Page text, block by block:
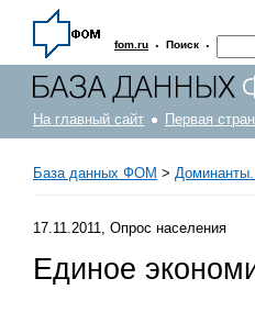
fom.ru · Поиск ·
На главный сайт Первая
База данных ФОМ >
17.11.2011, Опрос населения
Единое